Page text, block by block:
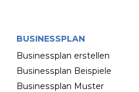
BUSINESSPLAN
Businessplan erstellen
Businessplan Beispiele
Businessplan Muster